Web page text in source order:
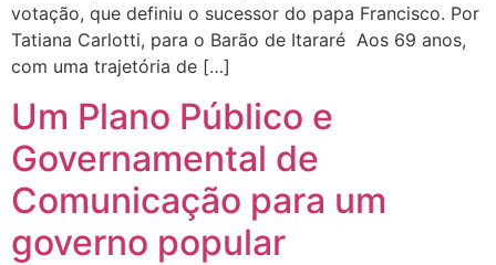
votação, que definiu o sucessor do papa Francisco. Por
Tatiana Carlotti, para o Barão de Itararé Aos 69 anos,
com uma trajetória de […]
Um Plano Público e
Governamental de
Comunicação para um
governo popular